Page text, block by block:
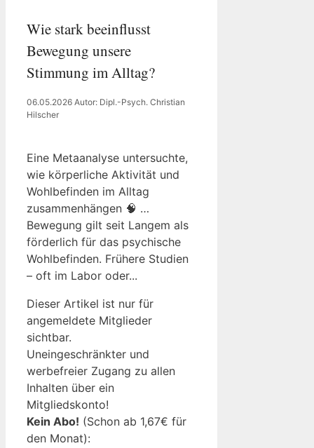
Wie stark beeinflusst
Bewegung unsere
Stimmung im Alltag?
06.05.2026 Autor: Dipl.-Psych. Christian
Hilscher
Eine Metaanalyse untersuchte,
wie körperliche Aktivität und
Wohlbefinden im Alltag
zusammenhängen 🧠 …
Bewegung gilt seit Langem als
förderlich für das psychische
Wohlbefinden. Frühere Studien
– oft im Labor oder...
Dieser Artikel ist nur für
angemeldete Mitglieder
sichtbar.
Uneingeschränkter und
werbefreier Zugang zu allen
Inhalten über ein
Mitgliedskonto!
Kein Abo! (Schon ab 1,67€ für
den Monat):